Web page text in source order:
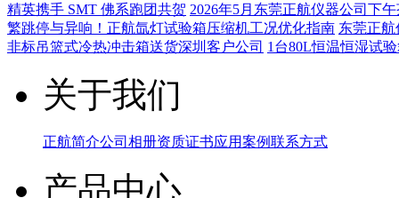
精英携手 SMT 佛系跑团共贺 2026年5月东莞正航仪器公司下
繁跳停与异响！正航氙灯试验箱压缩机工况优化指南 东莞正
非标吊篮式冷热冲击箱送货深圳客户公司 1台80L恒温恒湿试
关于我们
正航简介公司相册资质证书应用案例联系方式
产品中心